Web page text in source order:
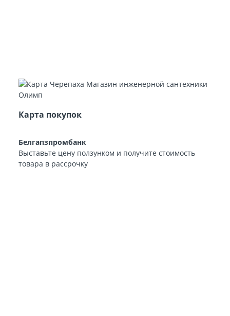
Карта покупок
Белгапзпромбанк
Выставьте цену ползунком и получите стоимость
товара в рассрочку